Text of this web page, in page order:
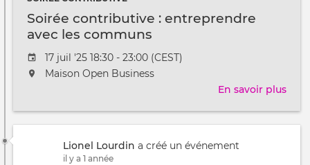
Soirée contributive : entreprendre
avec les communs
Date
de
17 juil '25 18:30 - 23:00 (CEST)
L'événement
au
Maison Open Business
En savoir plus
Lionel Lourdin a créé un événement
il y a 1 année